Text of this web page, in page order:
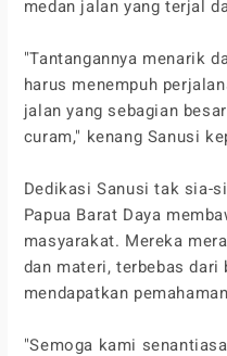
medan jalan yang terjal
"Tantangannya menarik
harus menempuh
jalan yang sebagian
curam," kenang Sanusi
Dedikasi Sanusi tak sia-
Papua Barat Daya
masyarakat. Mereka
dan materi, terbebas dari
mendapatkan
"Semoga kami